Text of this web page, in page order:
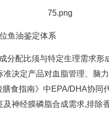
鱼油鉴定体系
分配比须与特定生理需求形
决定产品对血脂管理、脑
食指南》中EPA/DHA协同
神经膜磷脂合成需求,排除